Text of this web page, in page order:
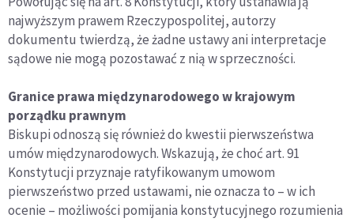
najwyższym prawem Rzeczypospolitej, autorzy
dokumentu twierdzą, że żadne ustawy ani interpretacje
sądowe nie mogą pozostawać z nią w sprzeczności.
Granice prawa międzynarodowego w krajowym
porządku prawnym
Biskupi odnoszą się również do kwestii pierwszeństwa
umów międzynarodowych. Wskazują, że choć art. 91
Konstytucji przyznaje ratyfikowanym umowom
pierwszeństwo przed ustawami, nie oznacza to – w ich
ocenie – możliwości pomijania konstytucyjnego rozumienia